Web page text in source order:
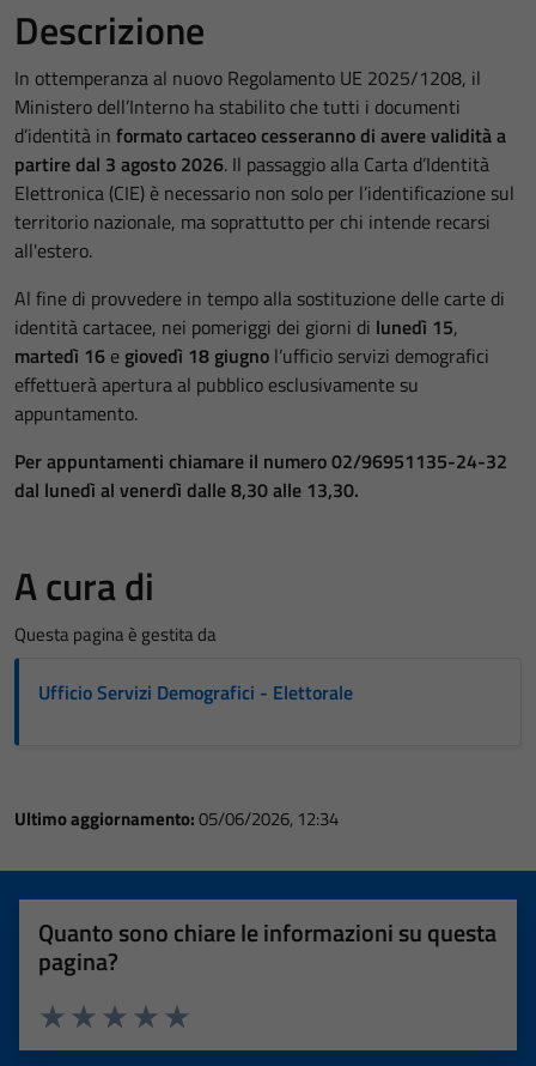
Descrizione
In ottemperanza al nuovo Regolamento UE 2025/1208, il
Ministero dell’Interno ha stabilito che tutti i documenti
d’identità in formato cartaceo cesseranno di avere validità a
partire dal 3 agosto 2026. Il passaggio alla Carta d’Identità
Elettronica (CIE) è necessario non solo per l’identificazione sul
territorio nazionale, ma soprattutto per chi intende recarsi
all'estero.
Al fine di provvedere in tempo alla sostituzione delle carte di
identità cartacee, nei pomeriggi dei giorni di lunedì 15,
martedì 16 e giovedì 18 giugno l’ufficio servizi demografici
effettuerà apertura al pubblico esclusivamente su
appuntamento.
Per appuntamenti chiamare il numero 02/96951135-24-32
dal lunedì al venerdì dalle 8,30 alle 13,30.
A cura di
Questa pagina è gestita da
Ufficio Servizi Demografici - Elettorale
Ultimo aggiornamento:05/06/2026, 12:34
Quanto sono chiare le informazioni su questa
pagina?
Valuta 5 stelle su 5
Valuta 4 stelle su 5
Valuta 3 stelle su 5
Valuta 2 stelle su 5
Valuta 1 stelle su 5